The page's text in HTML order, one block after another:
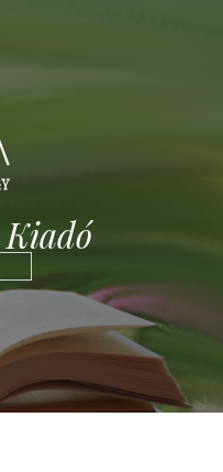
Kiadó